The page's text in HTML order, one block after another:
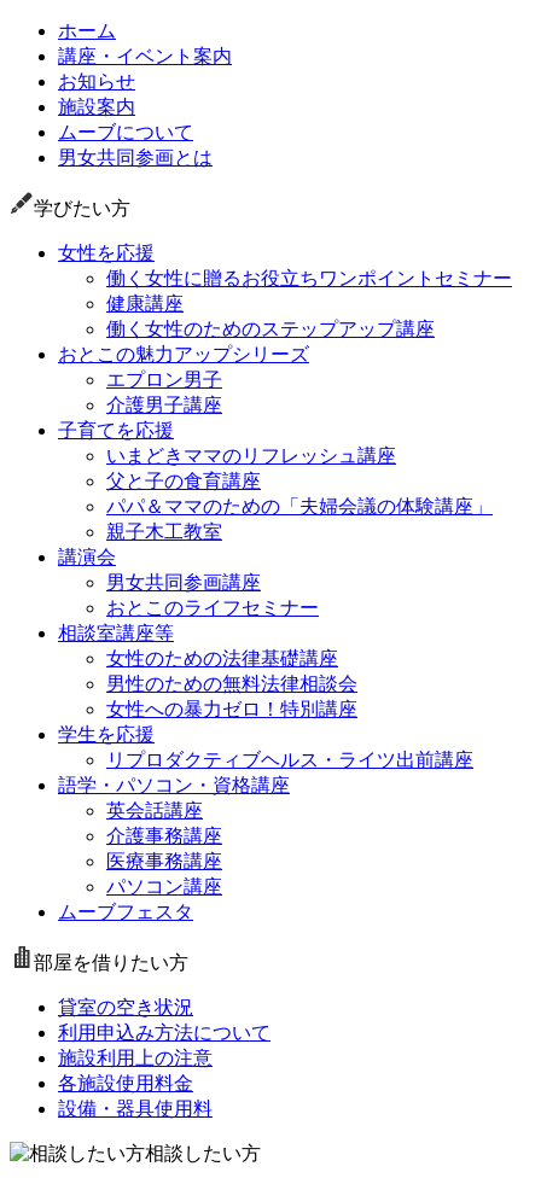
ホーム
講座・イベント案内
お知らせ
施設案内
ムーブについて
男女共同参画とは
学びたい方
女性を応援
働く女性に贈るお役立ちワンポイントセミナー
健康講座
働く女性のためのステップアップ講座
おとこの魅力アップシリーズ
エプロン男子
介護男子講座
子育てを応援
いまどきママのリフレッシュ講座
父と子の食育講座
パパ＆ママのための「夫婦会議の体験講座」
親子木工教室
講演会
男女共同参画講座
おとこのライフセミナー
相談室講座等
女性のための法律基礎講座
男性のための無料法律相談会
女性への暴力ゼロ！特別講座
学生を応援
リプロダクティブヘルス・ライツ出前講座
語学・パソコン・資格講座
英会話講座
介護事務講座
医療事務講座
パソコン講座
ムーブフェスタ
部屋を借りたい方
貸室の空き状況
利用申込み方法について
施設利用上の注意
各施設使用料金
設備・器具使用料
相談したい方